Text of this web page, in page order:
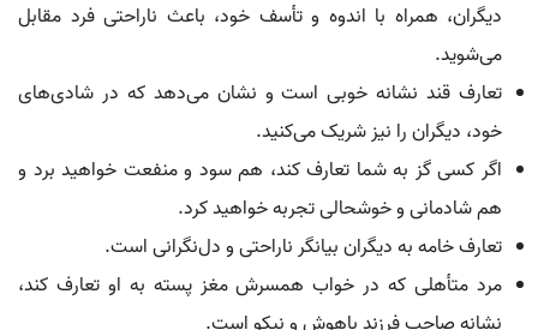
دیگران، همراه با اندوه و تأسف خود، باعث ناراحتی فرد مقابل
می‌شوید.
تعارف قند نشانه خوبی است و نشان می‌دهد که در شادی‌های
خود، دیگران را نیز شریک می‌کنید.
اگر کسی گز به شما تعارف کند، هم سود و منفعت خواهید برد و
هم شادمانی و خوشحالی تجربه خواهید کرد.
تعارف خامه به دیگران بیانگر ناراحتی و دل‌نگرانی است.
مرد متأهلی که در خواب همسرش مغز پسته به او تعارف کند،